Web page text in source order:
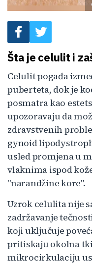
Šta je celulit i
Celulit pogađa
puberteta, dok je
posmatra kao
upozoravaju da
zdravstvenih
gynoid
usled promjena u
vlaknima ispod
"narandžine kore".
Uzrok celulita nije
zadržavanje
koji uključuje
pritiskaju okolna
mikrocirkulaciju